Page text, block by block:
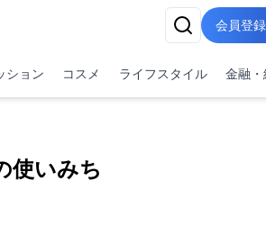
会員登
ション コスメ ライフスタイル 金融・
使いみち